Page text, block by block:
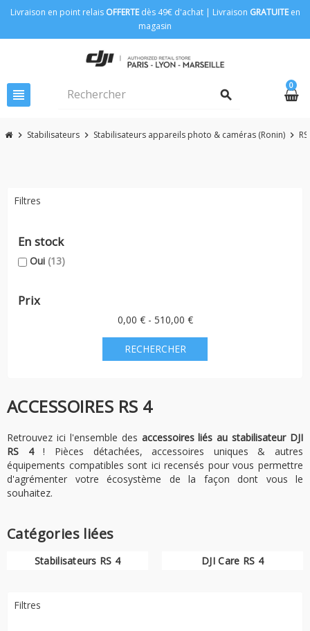
Livraison en point relais OFFERTEdès 49€ d'achat | Livraison GRATUITEen
magasin
view_headline search
0
chevron_right Stabilisateurs chevron_right Stabilisateurs appareils photo & caméras (Ronin) chevron_right
Filtres
En stock
Oui (13)
Prix
0,00 € - 510,00 €
ACCESSOIRES RS 4
Retrouvez ici l'ensemble des accessoires liés au stabilisateur DJI
RS 4! Pièces détachées, accessoires uniques & autres
équipements compatibles sont ici recensés pour vous permettre
d'agrémenter votre écosystème de la façon dont vous le
souhaitez.
Catégories liées
Stabilisateurs RS 4 DJI Care RS 4
Filtres